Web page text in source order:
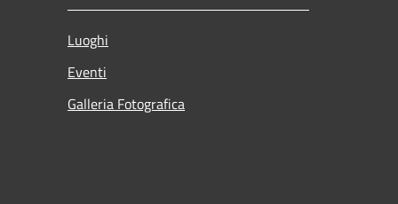
Luoghi
Eventi
Galleria Fotografica